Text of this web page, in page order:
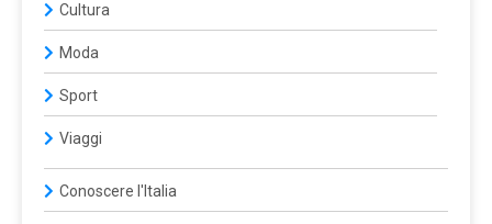
Cultura
Moda
Sport
Viaggi
Conoscere l'Italia